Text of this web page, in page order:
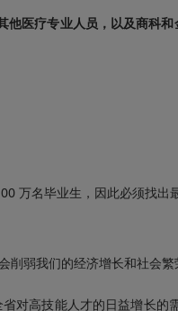
医疗专业人员，以及商科和
万名毕业生，因此必须找出
削弱我们的经济增长和社会繁
对高技能人才的日益增长的